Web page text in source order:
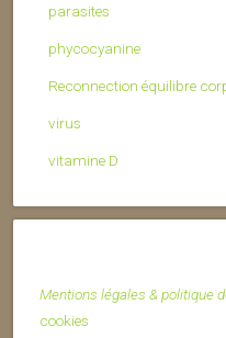
parasites
phycocyanine
Reconnection équilibre
virus
vitamine D
Mentions légales & politique
cookies